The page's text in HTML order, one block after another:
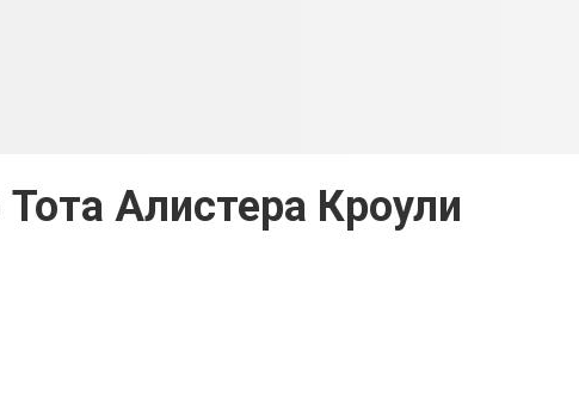
Алистера Кроули